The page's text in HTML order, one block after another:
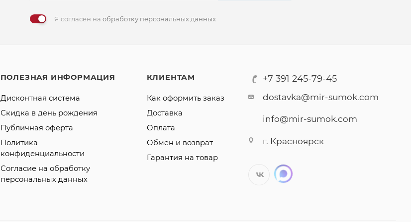
Я согласен на обработку персональных данных
ПОЛЕЗНАЯ ИНФОРМАЦИЯ
Дисконтная система
Скидка в день рождения
Публичная оферта
Политика
конфиденциальности
Согласие на обработку
персональных данных
КЛИЕНТАМ
Как оформить заказ
Доставка
Оплата
Обмен и возврат
Гарантия на товар
+7 391 245-79-45
dostavka@mir-sumok.com
info@mir-sumok.com
г. Красноярск